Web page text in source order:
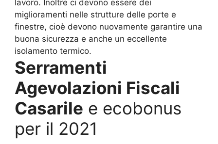
lavoro. Inoltre ci devono essere dei
miglioramenti nelle strutture delle porte e
finestre, cioè devono nuovamente garantire una
buona sicurezza e anche un eccellente
isolamento termico.
Serramenti
Agevolazioni Fiscali
Casarile e ecobonus
per il 2021